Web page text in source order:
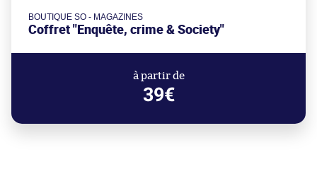
BOUTIQUE SO - MAGAZINES
Coffret "Enquête, crime & Society"
à partir de
39€